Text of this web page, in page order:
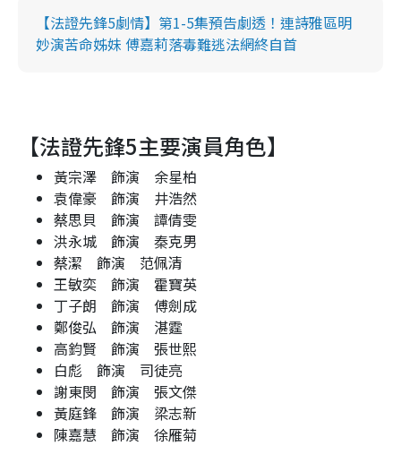
【法證先鋒5劇情】第1-5集預告劇透！連詩雅區明
妙演苦命姊妹 傅嘉莉落毒難逃法網終自首
【法證先鋒5主要演員角色】
黃宗澤 飾演 余星柏
袁偉豪 飾演 井浩然
蔡思貝 飾演 譚倩雯
洪永城 飾演 秦克男
蔡潔 飾演 范佩清
王敏奕 飾演 霍寶英
丁子朗 飾演 傅劍成
鄭俊弘 飾演 湛霆
高鈞賢 飾演 張世熙
白彪 飾演 司徒亮
謝東閔 飾演 張文傑
黃庭鋒 飾演 梁志新
陳嘉慧 飾演 徐雁菊